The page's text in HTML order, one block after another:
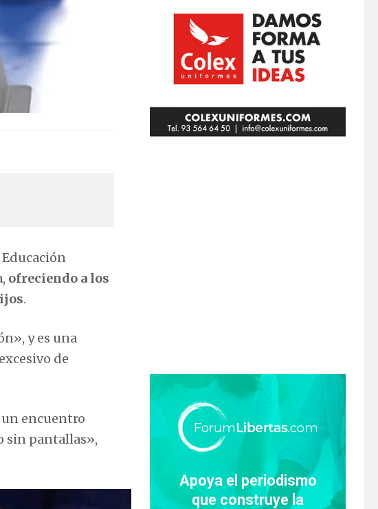
ofreciendo a los
.
y es una
de
un encuentro
sin pantallas»,
Apoya el periodismo
que construye la